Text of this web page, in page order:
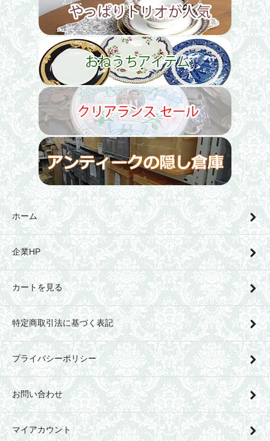
ホーム
企業HP
カートを見る
特定商取引法に基づく表記
プライバシーポリシー
お問い合わせ
マイアカウント